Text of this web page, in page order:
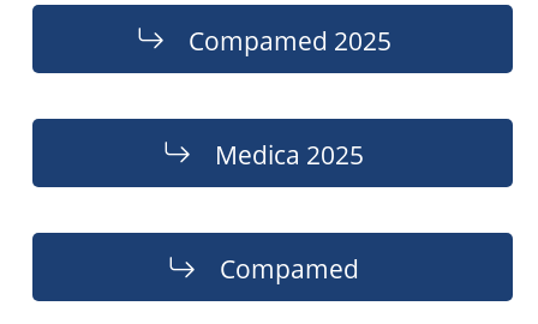
Compamed 2025
Medica 2025
Compamed